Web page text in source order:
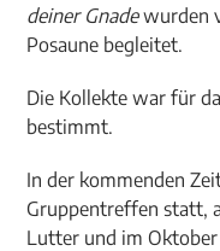
deiner Gnadewurden
Posaune begleitet.
Die Kollekte war für
bestimmt.
In der kommenden
Gruppentreffen statt,
Lutter und im